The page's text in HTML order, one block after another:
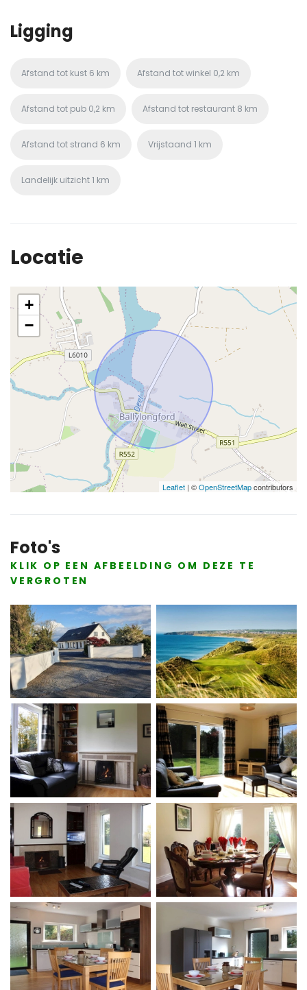
Ligging
Afstand tot kust 6 km Afstand tot winkel 0,2 km
Afstand tot pub 0,2 km Afstand tot restaurant 8 km
Afstand tot strand 6 km Vrijstaand 1 km
Landelijk uitzicht1 km
Locatie
+
−
Leaflet | ©OpenStreetMapcontributors
Foto's
KLIK OP EEN AFBEELDING OM DEZE TE
VERGROTEN